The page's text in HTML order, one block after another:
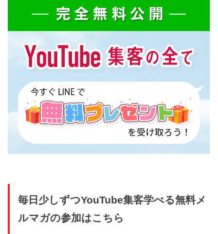
毎日少しずつYouTube集客学べる無料メ
ルマガの参加はこちら